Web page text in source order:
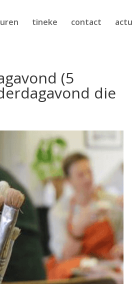
tineke contact
(5
die